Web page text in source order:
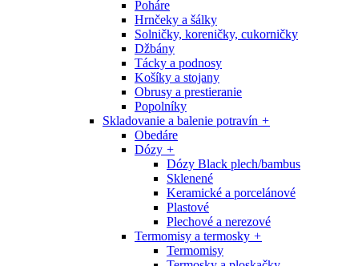
Poháre
Hrnčeky a šálky
Solničky, koreničky, cukorničky
Džbány
Tácky a podnosy
Košíky a stojany
Obrusy a prestieranie
Popolníky
Skladovanie a balenie potravín +
Obedáre
Dózy +
Dózy Black plech/bambus
Sklenené
Keramické a porcelánové
Plastové
Plechové a nerezové
Termomisy a termosky +
Termomisy